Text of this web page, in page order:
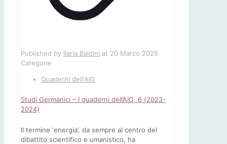
Published by Ilaria Baldini at 20 Marzo 2025
Categorie
Quaderni dell'AIG
Studi Germanici – I quaderni dell’AIG, 6 (2023-
2024)
Il termine ‘energia’, da sempre al centro del
dibattito scientifico e umanistico, ha